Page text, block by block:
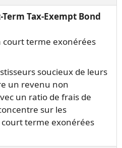
Term Tax-Exempt Bond
court terme exonérées
soucieux de leurs
un revenu non
un ratio de frais de
sur les
terme exonérées